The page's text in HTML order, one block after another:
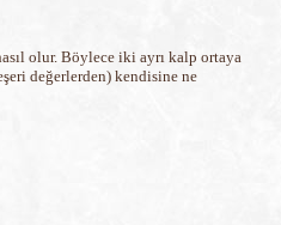
olur. Böylece iki ayrı kalp ortaya
değerlerden) kendisine ne